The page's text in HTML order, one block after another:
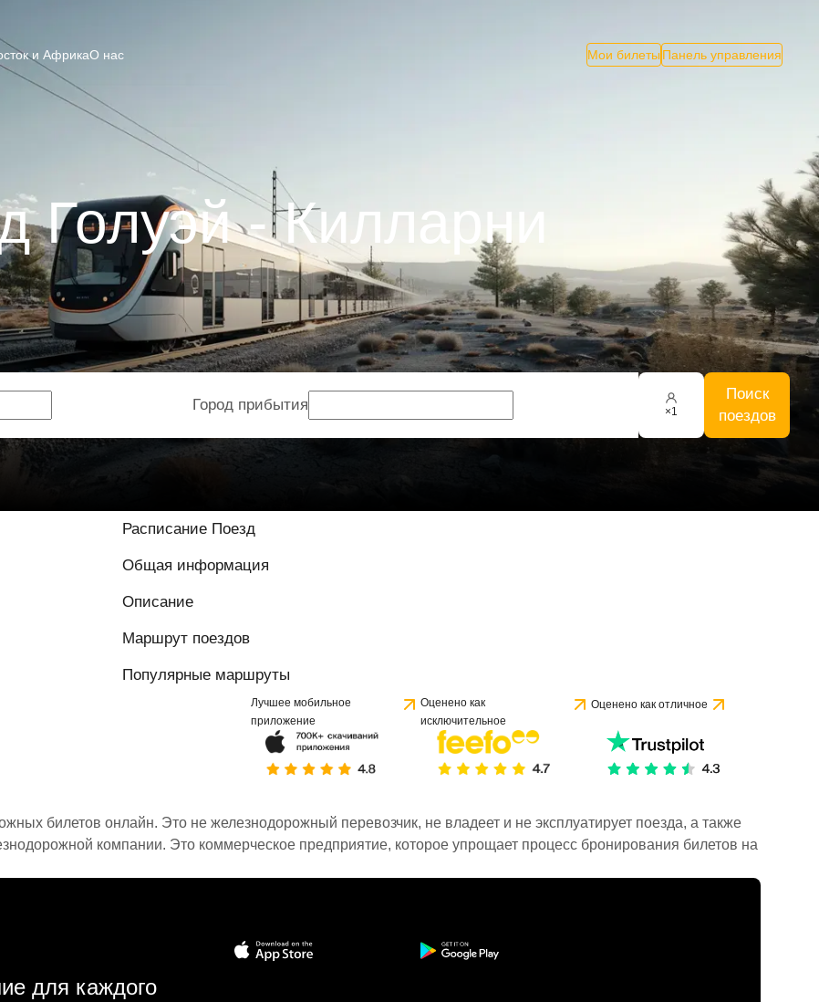
и АфрикаО нас Мои билеты Панель управления
Голуэй - Килларни
Город прибытия ×1
Поиск
поездов
Расписание Поезд
Общая информация
Описание
Маршрут поездов
Популярные маршруты
Лучшее мобильное
приложение
Оценено как
исключительное
Оценено как отличное
билетов онлайн. Это не железнодорожный перевозчик, не владеет и не эксплуатирует поезда, а также
компании. Это коммерческое предприятие, которое упрощает процесс бронирования билетов на
для каждого